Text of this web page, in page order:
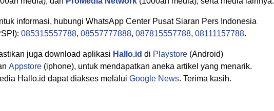
informasi, hubungi WhatsApp Center Pusat Siaran Pers Indonesia
085315557788, 08557777888, 087815557788, 08111157788.
juga download aplikasi Hallo.id di Playstore (Android)
Appstore (iphone), untuk mendapatkan aneka artikel yang menarik.
Hallo.id dapat diakses melalui Google News. Terima kasih.